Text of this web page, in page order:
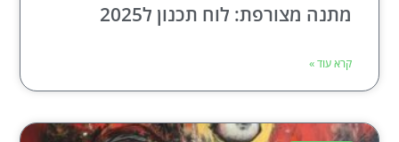
מתנה מצורפת: לוח תכנון ל2025
קרא עוד »